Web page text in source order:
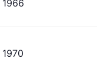
1966
1970